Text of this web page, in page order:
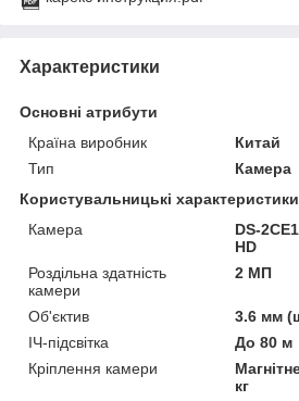
Характеристики
Основні атрибути
Країна виробник
Китай
Тип
Камера
Користувальницькі характеристики
Камера
DS-
HD
Роздільна здатність
камери
2 МП
Об'єктив
3.6 мм
ІЧ-підсвітка
До 80 м
Кріплення камери
кг